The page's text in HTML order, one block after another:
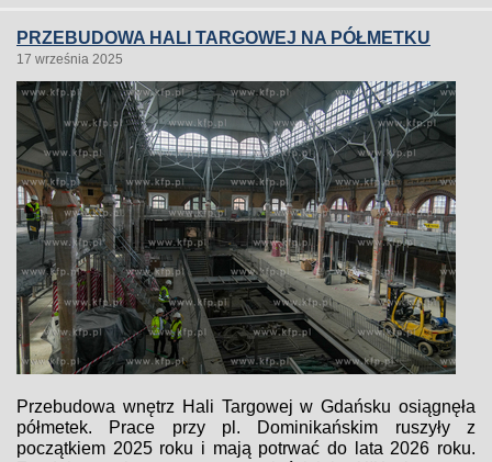
PRZEBUDOWA HALI TARGOWEJ NA PÓŁMETKU
17 września 2025
Przebudowa wnętrz Hali Targowej w Gdańsku osiągnęła
półmetek. Prace przy pl. Dominikańskim ruszyły z
początkiem 2025 roku i mają potrwać do lata 2026 roku.